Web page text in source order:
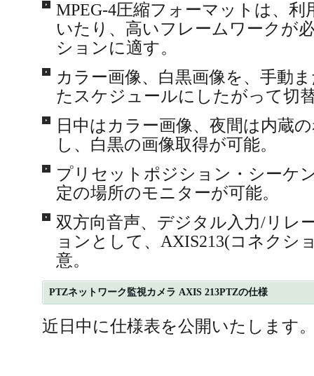
MPEG-4圧縮フォーマットは、
いたり、高いフレームワークが
ションに適す。
カラー画像、白黒画像を、手動
たスケジュールにしたがって切
日中はカラー画像、夜間は内蔵
し、白黒の画像取得が可能。
プリセットポジション・シーケ
定の場所のモニターが可能。
双方向音声、デジタル入力/リレ
ョンとして、AXIS213(コネクシ
意。
PTZネットワーク監視カメラ AXIS 213PTZの仕様
近日中に仕様表を公開いたします